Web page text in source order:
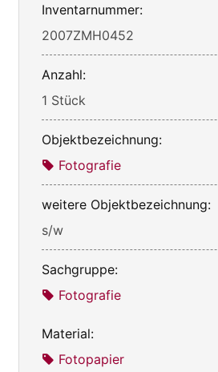
Inventarnummer:
2007ZMH0452
Anzahl:
1 Stück
Objektbezeichnung:
Fotografie
weitere Objektbezeichnung:
s/w
Sachgruppe:
Fotografie
Material:
Fotopapier